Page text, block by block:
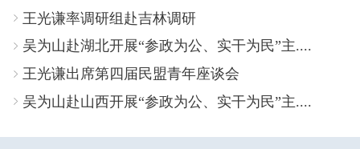
王光谦率调研组赴吉林调研
吴为山赴湖北开展“参政为公、实干为民”主....
王光谦出席第四届民盟青年座谈会
吴为山赴山西开展“参政为公、实干为民”主....